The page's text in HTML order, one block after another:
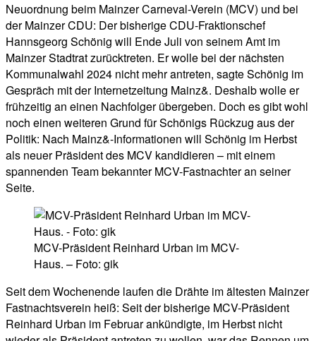
Neuordnung beim Mainzer Carneval-Verein (MCV) und bei
der Mainzer CDU: Der bisherige CDU-Fraktionschef
Hannsgeorg Schönig will Ende Juli von seinem Amt im
Mainzer Stadtrat zurücktreten. Er wolle bei der nächsten
Kommunalwahl 2024 nicht mehr antreten, sagte Schönig im
Gespräch mit der Internetzeitung Mainz&. Deshalb wolle er
frühzeitig an einen Nachfolger übergeben. Doch es gibt wohl
noch einen weiteren Grund für Schönigs Rückzug aus der
Politik: Nach Mainz&-Informationen will Schönig im Herbst
als neuer Präsident des MCV kandidieren – mit einem
spannenden Team bekannter MCV-Fastnachter an seiner
Seite.
MCV-Präsident Reinhard Urban im MCV-
Haus. – Foto: gik
Seit dem Wochenende laufen die Drähte im ältesten Mainzer
Fastnachtsverein heiß: Seit der bisherige MCV-Präsident
Reinhard Urban im Februar ankündigte, im Herbst nicht